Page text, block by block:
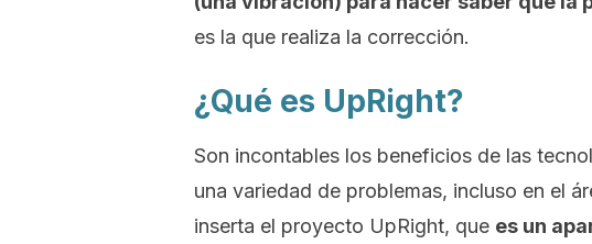
es la que realiza la corrección.
¿Qué es UpRight?
Son incontables los beneficios de las
una variedad de problemas, incluso en el
inserta el proyecto UpRight, que es un